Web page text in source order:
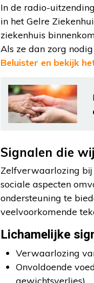
In de radio-
in het Gelre
ziekenhuis
Als ze dan zorg
Beluister en bekijk
Signalen die
Zelfverwaarlozing bij
sociale aspecten
ondersteuning te
veelvoorkomende
Lichamelijke
Verwaarlozing
Onvoldoende